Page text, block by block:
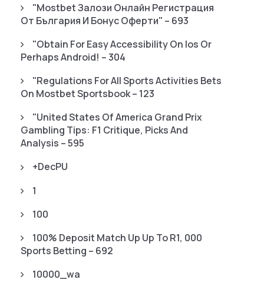
"mostbet Залози Онлайн Регистрация
От България И Бонус Оферти" – 693
"Obtain For Easy Accessibility On Ios Or
Perhaps Android! – 304
"Regulations For All Sports Activities Bets
On Mostbet Sportsbook – 123
"United States Of America Grand Prix
Gambling Tips: F1 Critique, Picks And
Analysis – 595
+decPU
1
100
100% Deposit Match Up Up To R1, 000
Sports Betting – 692
10000_wa